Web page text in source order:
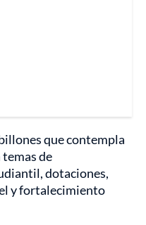
que contempla
temas de
dotaciones,
y fortalecimiento